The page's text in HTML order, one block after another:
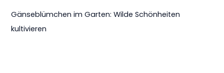
Gänseblümchen im Garten: Wilde Schönheiten
kultivieren